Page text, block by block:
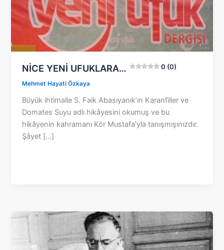
NİCE YENİ UFUKLARA… 0 (0)
Mehmet Hayati Özkaya
Büyük ihtimalle S. Faik Abasıyanık’ın Karanfiller ve
Domates Suyu adlı hikâyesini okumuş ve bu
hikâyenin kahramanı Kör Mustafa’yla tanışmışınızdır.
Şâyet […]